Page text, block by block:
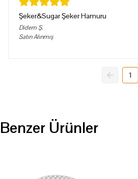
Şeker&Sugar Şeker Hamuru
Didem Ş.
Satın Alınmış
1
Benzer Ürünler